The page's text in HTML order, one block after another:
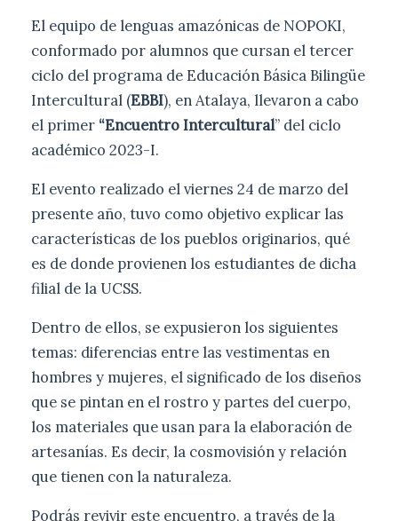
El equipo de lenguas amazónicas de NOPOKI,
conformado por alumnos que cursan el tercer
ciclo del programa de Educación Básica Bilingüe
Intercultural (EBBI), en Atalaya, llevaron a cabo
el primer “Encuentro Intercultural” del ciclo
académico 2023-I.
El evento realizado el viernes 24 de marzo del
presente año, tuvo como objetivo explicar las
características de los pueblos originarios, qué
es de donde provienen los estudiantes de dicha
filial de la UCSS.
Dentro de ellos, se expusieron los siguientes
temas: diferencias entre las vestimentas en
hombres y mujeres, el significado de los diseños
que se pintan en el rostro y partes del cuerpo,
los materiales que usan para la elaboración de
artesanías. Es decir, la cosmovisión y relación
que tienen con la naturaleza.
Podrás revivir este encuentro, a través de la